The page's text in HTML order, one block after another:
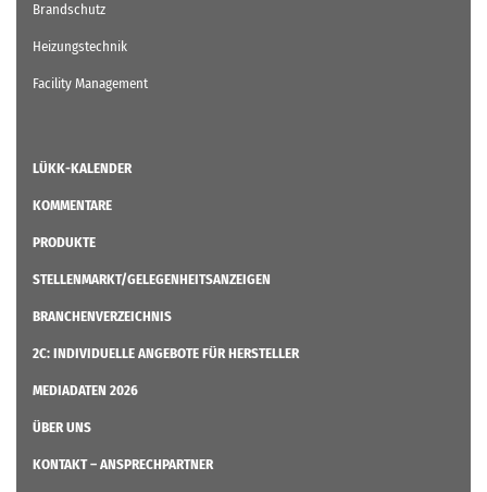
Brandschutz
Heizungstechnik
Facility Management
LÜKK-KALENDER
KOMMENTARE
PRODUKTE
STELLENMARKT/GELEGENHEITSANZEIGEN
BRANCHENVERZEICHNIS
2C: INDIVIDUELLE ANGEBOTE FÜR HERSTELLER
MEDIADATEN 2026
ÜBER UNS
KONTAKT – ANSPRECHPARTNER